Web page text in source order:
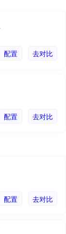
去对比
配置
去对比
配置
去对比
配置